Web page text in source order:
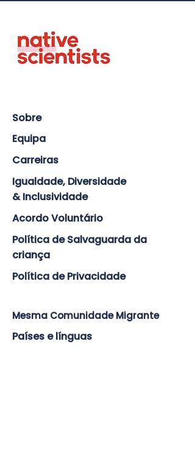
Sobre
Equipa
Carreiras
Igualdade, Diversidade
& Inclusividade
Acordo Voluntário
Política de Salvaguarda da
criança
Política de Privacidade
Mesma Comunidade Migrante
Países e línguas